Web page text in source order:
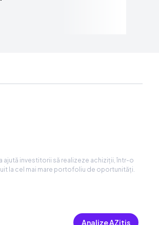
investitorii să realizeze achiziții, într-o
la cel mai mare portofoliu de oportunități.
Analize AZitis